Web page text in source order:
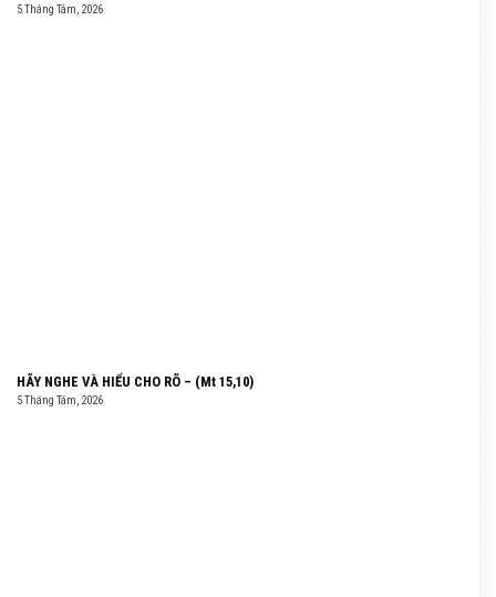
5 Tháng Tám, 2026
HÃY NGHE VÀ HIỂU CHO RÕ – (Mt 15,10)
5 Tháng Tám, 2026